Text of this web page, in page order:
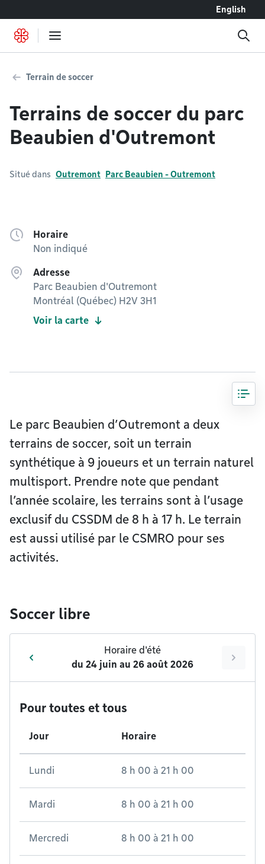
English
Terrain de soccer
Terrains de soccer du parc
Beaubien d'Outremont
Situé dans Outremont Parc Beaubien - Outremont
Horaire
Non indiqué
Adresse
Parc Beaubien d'Outremont
Montréal (Québec) H2V 3H1
Voir la carte
Le parc Beaubien d’Outremont a deux
terrains de soccer, soit un terrain
synthétique à 9 joueurs et un terrain naturel
multisport. Prendre note que pendant
l’année scolaire, les terrains sont à l’usage
exclusif du CSSDM de 8 h à 17 h. Le terrain
est aussi utilisé par le CSMRO pour ses
activités.
Soccer libre
Horaire d'été
du 24 juin au 26 août 2026
Pour toutes et tous
Jour Horaire
Lundi 8 h 00 à 21 h 00
Mardi 8 h 00 à 21 h 00
Mercredi 8 h 00 à 21 h 00